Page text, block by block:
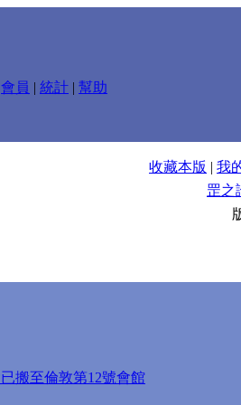
會員 | 統計 | 幫助
收藏本版 | 我
罡之
搬至倫敦第12號會館